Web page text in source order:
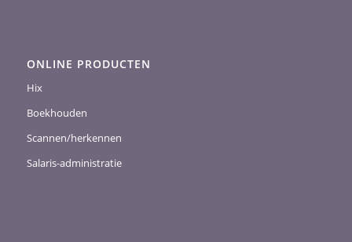
ONLINE PRODUCTEN
Hix
Boekhouden
Scannen/herkennen
Salaris-administratie